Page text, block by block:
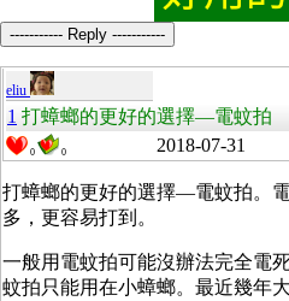
----------- Reply -----------
eliu
1 打蟑螂的更好的選擇—電蚊拍
0 0 2018-07-31
打蟑螂的更好的選擇—電蚊拍。
多，更容易打到。
一般用電蚊拍可能沒辦法完全電
蚊拍只能用在小蟑螂。最近幾年